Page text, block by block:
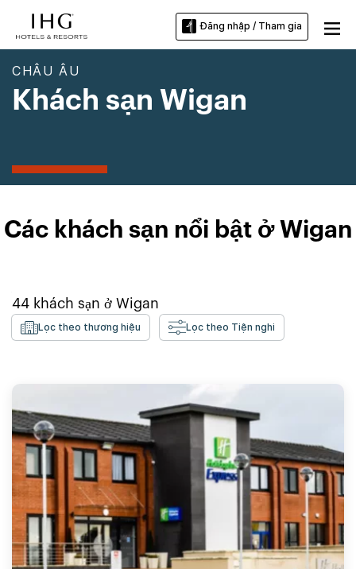
Đăng nhập / Tham gia
CHÂU ÂU
Khách sạn Wigan
Các khách sạn nổi bật ở Wigan
44 khách sạn ở Wigan
Lọc theo thương hiệu Lọc theo Tiện nghi